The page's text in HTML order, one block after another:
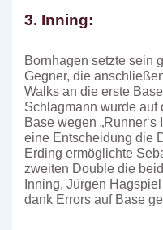
3. Inning:
Bornhagen setzte sein
Gegner, die
Walks an die erste
Schlagmann wurde auf
Base wegen
eine Entscheidung die
Erding ermöglichte
zweiten Double die
Inning, Jürgen
dank Errors auf Base